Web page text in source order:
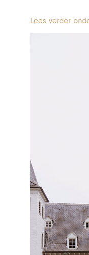
Lees verder